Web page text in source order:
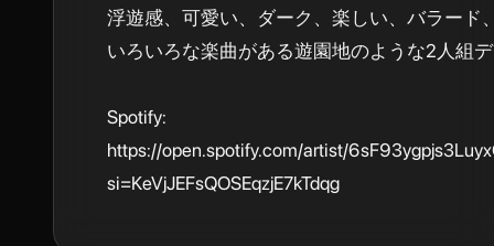
浮遊感、可愛い、ダーク、楽しい、バラード
いろいろな楽曲がある遊園地のような2人組
Spotify:
https://open.spotify.com/artist/
si=KeVjJEFsQOSEqzjE7kTdqg